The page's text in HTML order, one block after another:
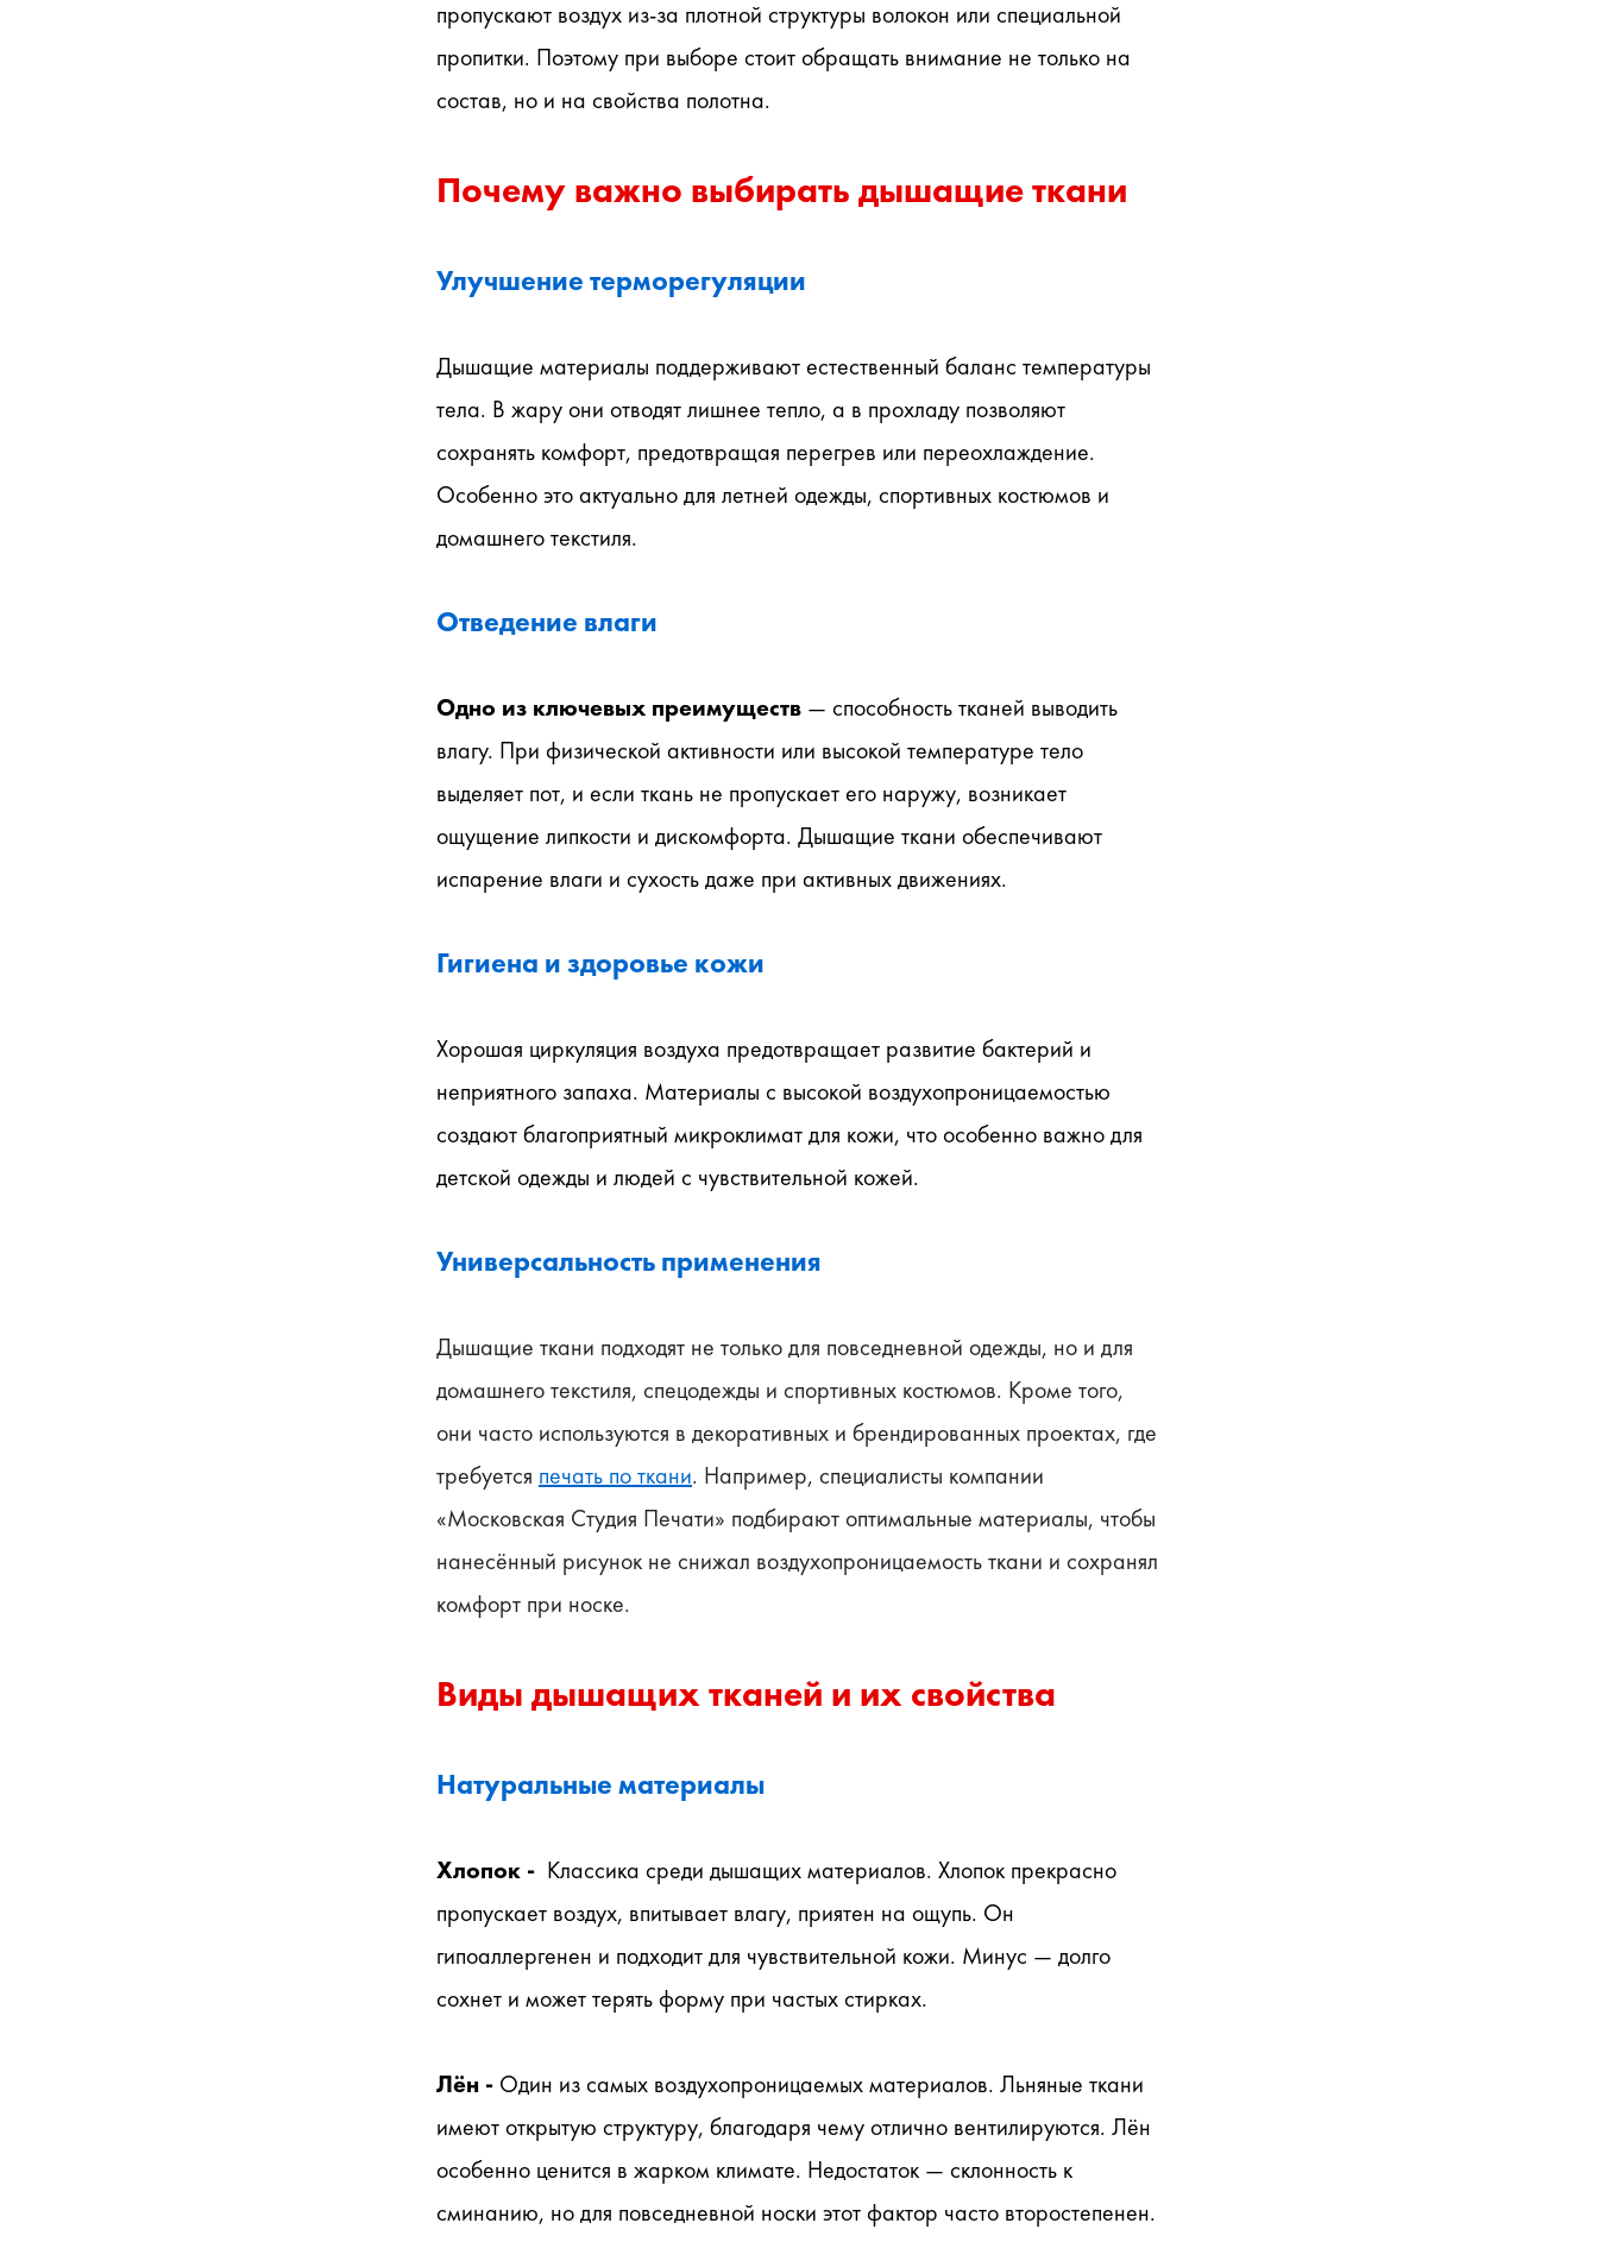
пропускают воздух из-за плотной структуры волокон или специальной
пропитки. Поэтому при выборе стоит обращать внимание не только на
состав, но и на свойства полотна.
Почему важно выбирать дышащие ткани
Улучшение терморегуляции
Дышащие материалы поддерживают естественный баланс температуры
тела. В жару они отводят лишнее тепло, а в прохладу позволяют
сохранять комфорт, предотвращая перегрев или переохлаждение.
Особенно это актуально для летней одежды, спортивных костюмов и
домашнего текстиля.
Отведение влаги
Одно из ключевых преимуществ — способность тканей выводить
влагу. При физической активности или высокой температуре тело
выделяет пот, и если ткань не пропускает его наружу, возникает
ощущение липкости и дискомфорта. Дышащие ткани обеспечивают
испарение влаги и сухость даже при активных движениях.
Гигиена и здоровье кожи
Хорошая циркуляция воздуха предотвращает развитие бактерий и
неприятного запаха. Материалы с высокой воздухопроницаемостью
создают благоприятный микроклимат для кожи, что особенно важно для
детской одежды и людей с чувствительной кожей.
Универсальность применения
Дышащие ткани подходят не только для повседневной одежды, но и для
домашнего текстиля, спецодежды и спортивных костюмов. Кроме того,
они часто используются в декоративных и брендированных проектах, где
требуется печать по ткани. Например, специалисты компании
«Московская Студия Печати» подбирают оптимальные материалы, чтобы
нанесённый рисунок не снижал воздухопроницаемость ткани и сохранял
комфорт при носке.
Виды дышащих тканей и их свойства
Натуральные материалы
Хлопок - Классика среди дышащих материалов. Хлопок прекрасно
пропускает воздух, впитывает влагу, приятен на ощупь. Он
гипоаллергенен и подходит для чувствительной кожи. Минус — долго
сохнет и может терять форму при частых стирках.
Лён - Один из самых воздухопроницаемых материалов. Льняные ткани
имеют открытую структуру, благодаря чему отлично вентилируются. Лён
особенно ценится в жарком климате. Недостаток — склонность к
сминанию, но для повседневной носки этот фактор часто второстепенен.